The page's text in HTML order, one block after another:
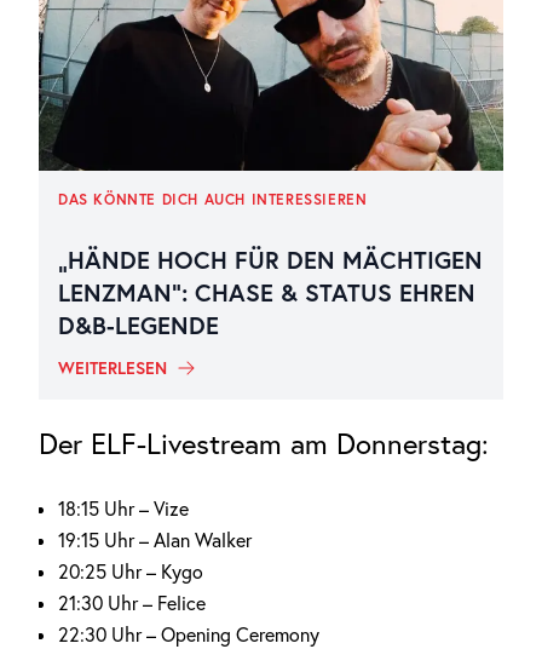
DAS KÖNNTE DICH AUCH INTERESSIEREN
„HÄNDE HOCH FÜR DEN MÄCHTIGEN
LENZMAN“: CHASE & STATUS EHREN
D&B-LEGENDE
WEITERLESEN
Der ELF-Livestream am Donnerstag:
18:15 Uhr – Vize
19:15 Uhr – Alan Walker
20:25 Uhr – Kygo
21:30 Uhr – Felice
22:30 Uhr – Opening Ceremony